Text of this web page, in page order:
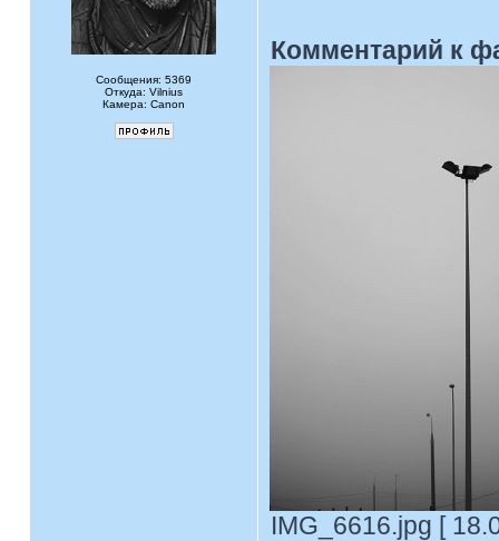
Сообщения: 5369
Откуда: Vilnius
Камера: Canon
Комментарий к
IMG_6616.jpg [